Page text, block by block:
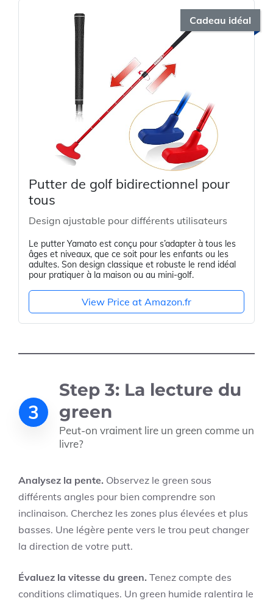
Cadeau idéal
Putter de golf bidirectionnel pour
tous
Design ajustable pour différents utilisateurs
Le putter Yamato est conçu pour s’adapter à tous les
âges et niveaux, que ce soit pour les enfants ou les
adultes. Son design classique et robuste le rend idéal
pour pratiquer à la maison ou au mini-golf.
View Price at Amazon.fr
3
Step 3: La lecture du
green
Peut-on vraiment lire un green comme un
livre?
Analysez la pente. Observez le green sous
différents angles pour bien comprendre son
inclinaison. Cherchez les zones plus élevées et plus
basses. Une légère pente vers le trou peut changer
la direction de votre putt.
Évaluez la vitesse du green. Tenez compte des
conditions climatiques. Un green humide ralentira le